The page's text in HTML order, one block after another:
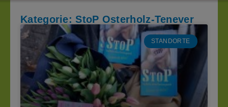
Kategorie: StoP Osterholz-Tenever
STANDORTE